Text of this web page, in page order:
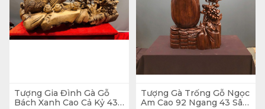
Tượng Gia Đình Gà Gỗ
Bách Xanh Cao Cả Kỷ 43
Tượng Gà Trống Gỗ Ngọc
Am Cao 92 Ngang 43 Sâu